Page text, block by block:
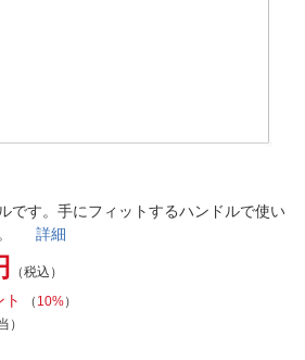
です。手にフィットするハンドルで使い
。 詳細
（税込）
（ 10%）
）